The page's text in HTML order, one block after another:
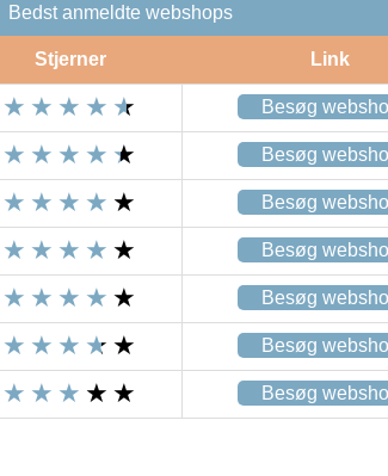
Bedst anmeldte webshops
Stjerner Link
Besøg
Besøg
Besøg
Besøg
Besøg
Besøg
Besøg